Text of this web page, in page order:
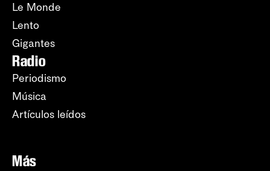
Le Monde
Lento
Gigantes
Radio
Periodismo
Música
Artículos leídos
Más